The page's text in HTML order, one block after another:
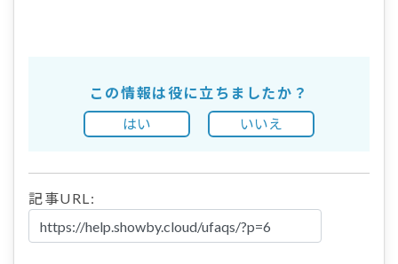
この情報は役に立ちましたか？
はい
いいえ
記事URL: